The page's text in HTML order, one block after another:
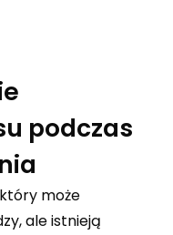
podczas
może
ale istnieją